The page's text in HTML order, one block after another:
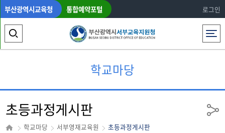
부산광역시교육청 통합예약포털 로그인
전체메뉴
색
역
열
기
학교마당
초등과정게시판
학교마당 서부영재교육원 초등과정게시판
공